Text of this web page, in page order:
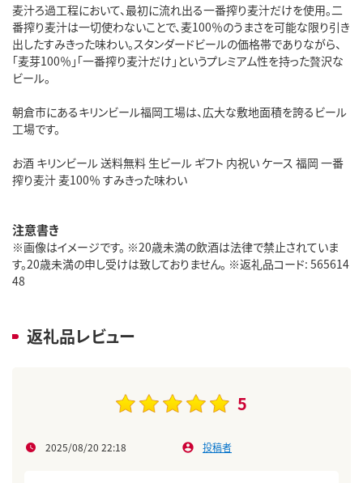
麦汁ろ過工程において、最初に流れ出る一番搾り麦汁だけを使用。二
番搾り麦汁は一切使わないことで、麦100％のうまさを可能な限り引き
出したすみきった味わい。スタンダードビールの価格帯でありながら、
「麦芽100％」「一番搾り麦汁だけ」というプレミアム性を持った贅沢な
ビール。
朝倉市にあるキリンビール福岡工場は、広大な敷地面積を誇るビール
工場です。
お酒 キリンビール 送料無料 生ビール ギフト 内祝い ケース 福岡 一番
搾り麦汁 麦100％ すみきった味わい
注意書き
※画像はイメージです。 ※20歳未満の飲酒は法律で禁止されていま
す。20歳未満の申し受けは致しておりません。 ※返礼品コード: 565614
48
返礼品レビュー
5
2025/08/20 22:18 投稿者